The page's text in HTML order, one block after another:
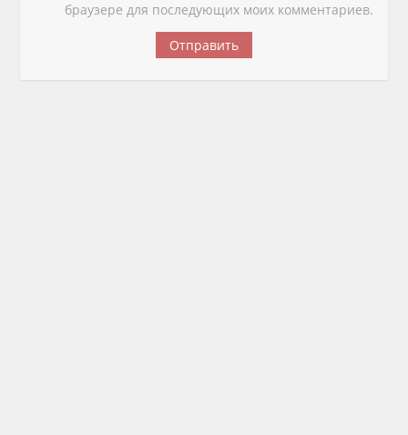
браузере для последующих моих комментариев.